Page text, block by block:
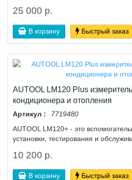
25 000 р.
В корзину Быстрый заказ
AUTOOL LM120 Plus
кондиционера и отопления
Артикул :
7719480
AUTOOL LM120+ - это
установки, тестирования и
10 200 р.
В корзину Быстрый заказ